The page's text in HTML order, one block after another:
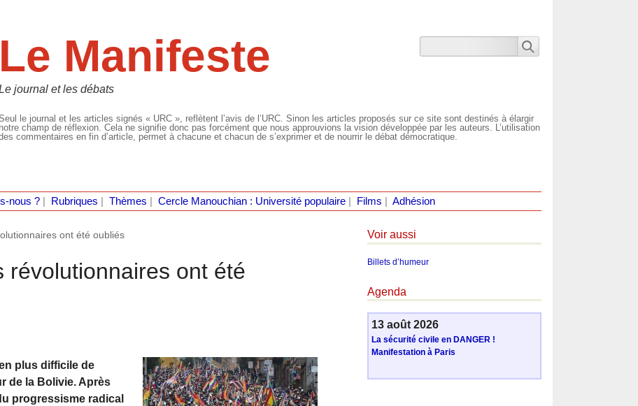
Le Manifeste
journal et les débats
le journal et les articles signés « URC », reflètent l’avis de l’URC. Sinon les articles proposés sur ce site sont destinés à élargir
notre champ de réflexion. Cela ne signifie donc pas forcément que nous approuvions la vision développée par les auteurs. L’utilisation
commentaires en fin d’article, permet à chacune et chacun de s’exprimer et de nourrir le débat démocratique.
nous ?| Rubriques Thèmes Cercle Manouchian : Université populaire| Films Adhésion
ont été oubliés
révolutionnaires ont été
plus difficile de
de la Bolivie. Après
progressisme radical
Voir aussi
Billets d’humeur
Agenda
13 août 2026
La sécurité civile en DANGER !
Manifestation à Paris